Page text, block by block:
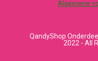
Algemene
QandyShop
2022 - All